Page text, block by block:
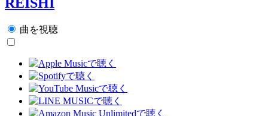
曲を視聴